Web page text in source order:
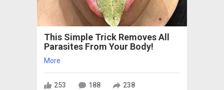
This Simple Trick Removes All
Parasites From Your Body!
More
253 188 238